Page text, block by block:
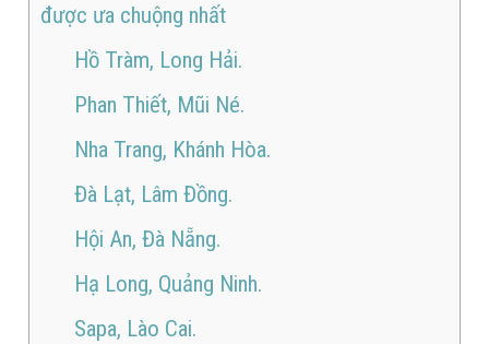
được ưa chuộng nhất
Hồ Tràm, Long Hải.
Phan Thiết, Mũi Né.
Nha Trang, Khánh Hòa.
Đà Lạt, Lâm Đồng.
Hội An, Đà Nẵng.
Hạ Long, Quảng Ninh.
Sapa, Lào Cai.